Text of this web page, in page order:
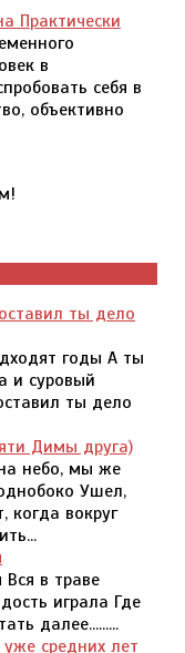
Практически
в
себя в
объективно
ты дело
годы А ты
и суровый
ты дело
Димы друга)
небо, мы же
Ушел,
вокруг
Вся в траве
играла Где
далее.........
средних лет